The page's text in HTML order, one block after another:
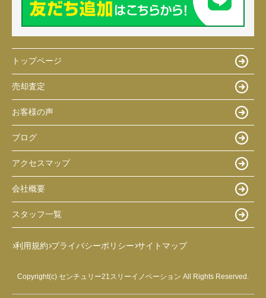
トップページ
売却査定
お客様の声
ブログ
アクセスマップ
会社概要
スタッフ一覧
利用規約 プライバシーポリシー サイトマップ
Copyright(c) センチュリー21スリーイノベーション All Rights Reserved.